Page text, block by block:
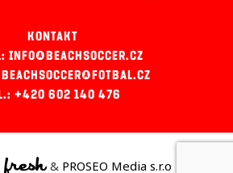
KONTAKT
INFO@BEACHSOCCER.CZ
+420 602 140 476
& PROSEO Media s.r.o